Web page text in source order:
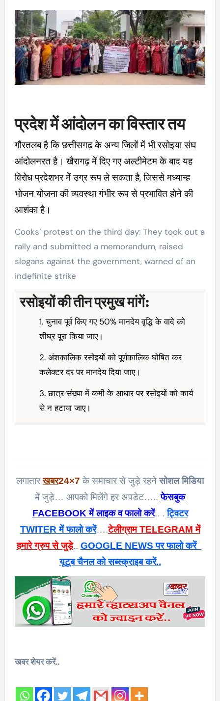
प्रदेश में आंदोलन का विस्तार तय
गौरतलब है कि छत्तीसगढ़ के अन्य जिलों में भी रसोइया संघ
आंदोलनरत है। खैरागढ़ में दिए गए अल्टीमेटम के बाद यह
विरोध प्रदेशभर में उग्र रूप ले सकता है, जिससे मध्यान्ह
भोजन योजना की व्यवस्था गंभीर रूप से प्रभावित होने की
आशंका है।
Cooks’ protest on the third day: They took out a
rally and submitted a memorandum, raised
slogans against the government, warned of an
indefinite strike
रसोइयों की तीन प्रमुख मांगें:
1. चुनाव पूर्व किए गए 50% मानदेय वृद्धि के वादे को
शीघ्र पूरा किया जाए।
2. अंशकालिक रसोइयों को पूर्णकालिक घोषित कर
कलेक्टर दर पर मानदेय दिया जाए।
3. छात्र संख्या में कमी के आधार पर रसोइयों को कार्य
से न हटाया जाए।
लगातारखबर24×7 के समाचार से जुड़े रहनेसोशल मिडिया
में जुड़े… आपको मिलेंगे हर अपडेट…..फेसबुक
FACEBOOK में लाइक व फालो करें.. .ट्विटर
TWITER में फालो करें….टेलीग्राम TELEGRAM में
हमारे ग्रुप से जुड़े.. GOOGLE NEWS पर फालो करें
यूटूब चैनल को सब्स्क्राइब करें..
खबर शेयर करें..